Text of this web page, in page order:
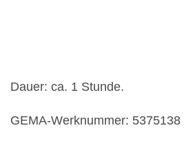
Dauer: ca. 1 Stunde.
GEMA-Werknummer: 5375138